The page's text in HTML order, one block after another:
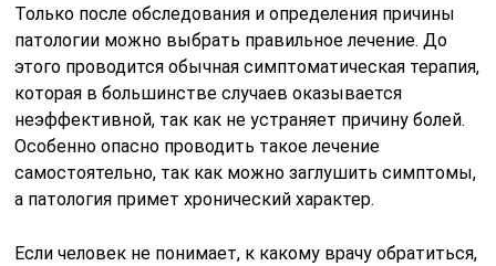
Только после обследования и определения причины
патологии можно выбрать правильное лечение. До
этого проводится обычная симптоматическая терапия,
которая в большинстве случаев оказывается
неэффективной, так как не устраняет причину болей.
Особенно опасно проводить такое лечение
самостоятельно, так как можно заглушить симптомы,
а патология примет хронический характер.
Если человек не понимает, к какому врачу обратиться,